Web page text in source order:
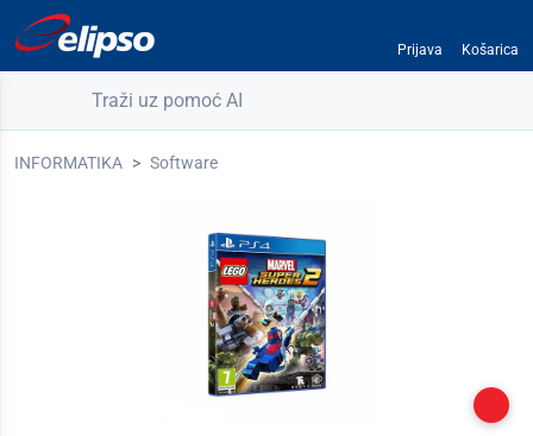
Prijava Košarica
Traži uz pomoć AI
INFORMATIKA Software